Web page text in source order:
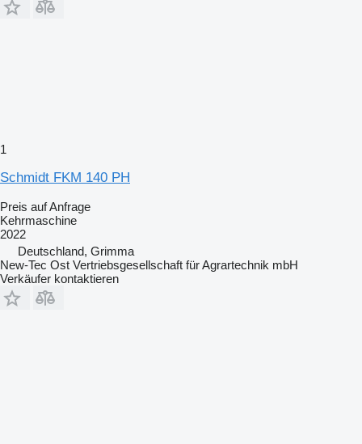
1
Schmidt FKM 140 PH
Preis auf Anfrage
Kehrmaschine
2022
Deutschland, Grimma
New-Tec Ost Vertriebsgesellschaft für Agrartechnik mbH
Verkäufer kontaktieren